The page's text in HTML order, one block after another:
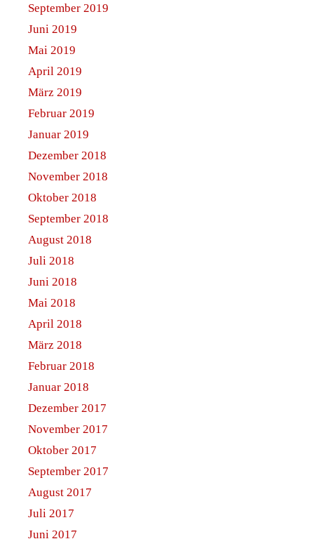
September 2019
Juni 2019
Mai 2019
April 2019
März 2019
Februar 2019
Januar 2019
Dezember 2018
November 2018
Oktober 2018
September 2018
August 2018
Juli 2018
Juni 2018
Mai 2018
April 2018
März 2018
Februar 2018
Januar 2018
Dezember 2017
November 2017
Oktober 2017
September 2017
August 2017
Juli 2017
Juni 2017